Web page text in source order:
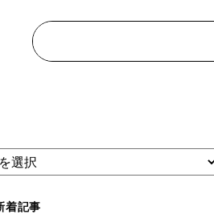
着記事